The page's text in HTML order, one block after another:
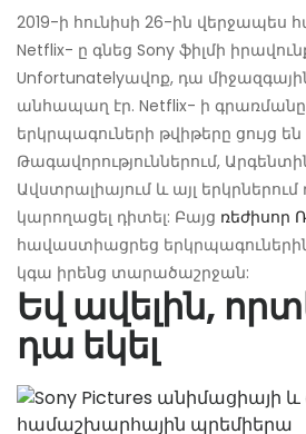
2019-ի հունիսի 26-ին վերջապես
Netflix- ը գնեց Sony ֆիլմի
Unfortunatelyավոք, դա
անհապաղ էր. Netflix- ի
երկրպագուների թվիթերը ցույց
Թագավորություններում,
Ավստրալիայում և այլ
կարողացել դիտել: Բայց ռեժիսոր
հավաստիացրեց
կգա իրենց տարածաշրջան:
Եվ ավելին,
դա եկել